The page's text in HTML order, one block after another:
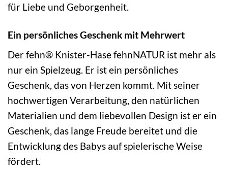
für Liebe und Geborgenheit.
Ein persönliches Geschenk mit Mehrwert
Der fehn® Knister-Hase fehnNATUR ist mehr als
nur ein Spielzeug. Er ist ein persönliches
Geschenk, das von Herzen kommt. Mit seiner
hochwertigen Verarbeitung, den natürlichen
Materialien und dem liebevollen Design ist er ein
Geschenk, das lange Freude bereitet und die
Entwicklung des Babys auf spielerische Weise
fördert.